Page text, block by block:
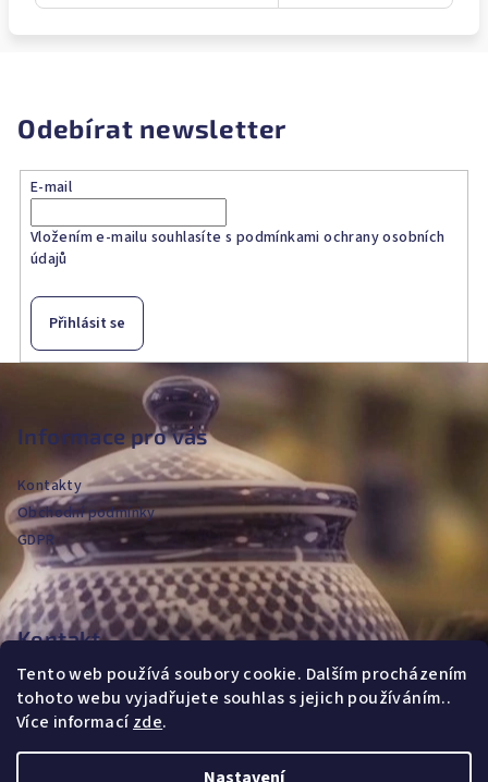
Tento web používá soubory cookie. Dalším procházením
tohoto webu vyjadřujete souhlas s jejich používáním..
Více informacízde.
Odebírat newsletter
E-mail
Vložením e-mailu souhlasíte s podmínkami ochrany osobních
údajů
Přihlásit se
Z
t
í
Informace pro vás
Kontakty
Obchodní podmínky
GDPR
Kontakt
jvanya
fajans.cz
+420604720590